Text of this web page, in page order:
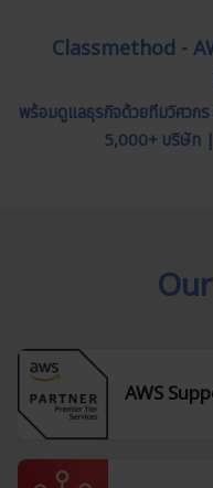
Classmethod -
พร้อมดูแลธุรกิจด้วยทีมวิศว
5,000+ บริษัท
AWS